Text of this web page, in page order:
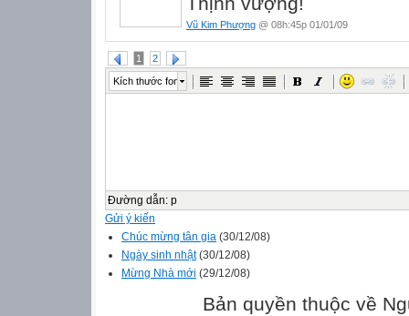
Vũ Kim Phượng @ 08h:45p 01/01/09
1 2
Kích thước font
Đường dẫn: p
Gửi ý kiến
Chúc mừng tân gia (30/12/08)
Ngày sinh nhật(30/12/08)
Mừng Nhà mới (29/12/08)
Bản quyền thuộc về